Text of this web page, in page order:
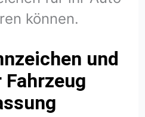
können.
und